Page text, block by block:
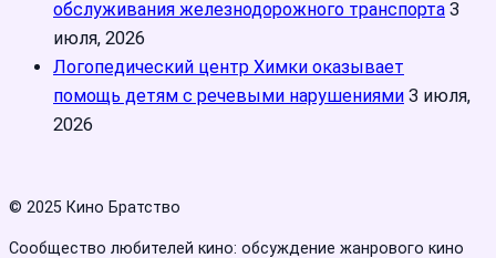
обслуживания железнодорожного транспорта 3
июля, 2026
Логопедический центр Химки оказывает
помощь детям с речевыми нарушениями 3 июля,
2026
© 2025 Кино Братство
Сообщество любителей кино: обсуждение жанрового кино